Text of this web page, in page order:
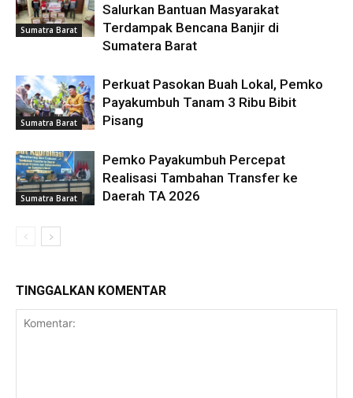
Sumatra Barat
Salurkan Bantuan Masyarakat
Terdampak Bencana Banjir di
Sumatera Barat
Sumatra Barat
Perkuat Pasokan Buah Lokal, Pemko
Payakumbuh Tanam 3 Ribu Bibit
Pisang
Sumatra Barat
Pemko Payakumbuh Percepat
Realisasi Tambahan Transfer ke
Daerah TA 2026
TINGGALKAN KOMENTAR